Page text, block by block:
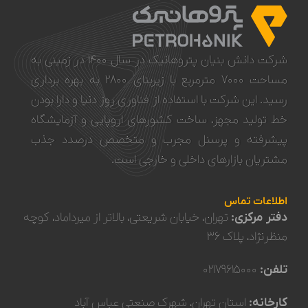
شرکت دانش بنیان پتروهانیک در سال ۱۴۰۰ در زمینی به
مساحت ۷۰۰۰ مترمربع با زیربنای ۲۸۰۰ به بهره برداری
رسید. این شرکت با استفاده از فناوری روز دنیا و دار‌‌ا‌‌‌‌‌‌‌‌ بودن
خط تولید مجهز، ساخت کشورهای اروپایی و آزمایشگاه
پیشرفته و پرسنل مجرب و متخصص درصدد جذب
مشتریان بازارهای داخلی و خارجی است.
اطلاعات تماس
دفتر مرکزی: تهران، خیابان شریعتی، بالاتر از میرداماد، کوچه
منظرنژاد، پلاک ۳۶
تلفن: ۰۲۱۷۹۶۱۵۰۰۰
کارخانه: استان تهران، شهرک صنعتی عباس آباد